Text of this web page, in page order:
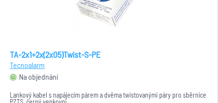
TA-2x1+2x(2x05)Twist-S-PE
Tecnoalarm
Na objednání
Lankový kabel s napájecím párem a dvěma twistovanými páry pro sběrnice